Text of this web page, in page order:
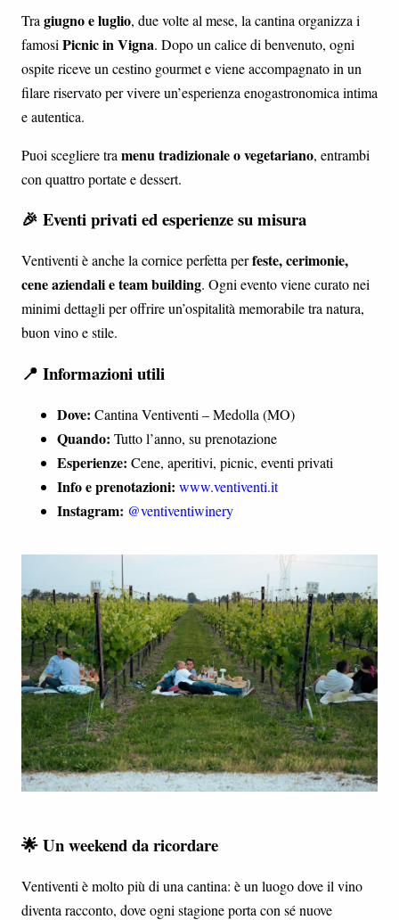
Tra giugno e luglio, due volte al mese, la cantina organizza i
famosi Picnic in Vigna. Dopo un calice di benvenuto, ogni
ospite riceve un cestino gourmet e viene accompagnato in un
filare riservato per vivere un’esperienza enogastronomica intima
e autentica.
Puoi scegliere tra menu tradizionale o vegetariano, entrambi
con quattro portate e dessert.
🎉 Eventi privati ed esperienze su misura
Ventiventi è anche la cornice perfetta perfeste, cerimonie,
cene aziendali e team building. Ogni evento viene curato nei
minimi dettagli per offrire un’ospitalità memorabile tra natura,
buon vino e stile.
📍 Informazioni utili
Dove: Cantina Ventiventi – Medolla (MO)
Quando: Tutto l’anno, su prenotazione
Esperienze: Cene, aperitivi, picnic, eventi privati
Info e prenotazioni: www.ventiventi.it
Instagram: @ventiventiwinery
🌟 Un weekend da ricordare
Ventiventi è molto più di una cantina: è un luogo dove il vino
diventa racconto, dove ogni stagione porta con sé nuove